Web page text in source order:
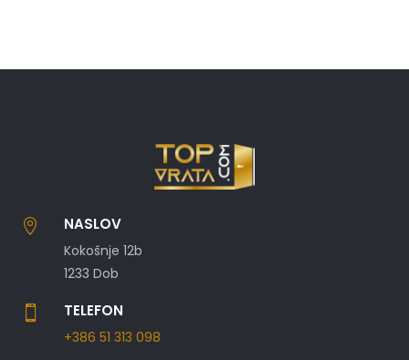
 NASLOV
Kokošnje 12b
1233 Dob
 TELEFON
+386 51 313 098